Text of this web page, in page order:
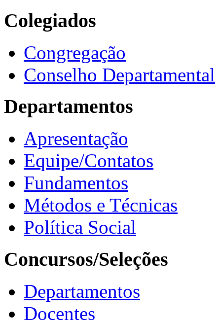
Colegiados
Congregação
Conselho Departamental
Departamentos
Apresentação
Equipe/Contatos
Fundamentos
Métodos e Técnicas
Política Social
Concursos/Seleções
Departamentos
Docentes